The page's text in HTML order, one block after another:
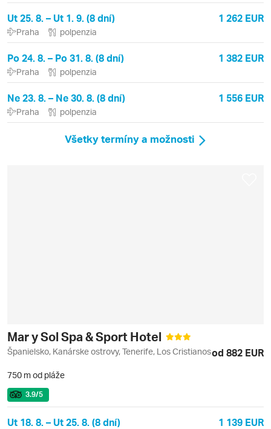
Ut 25. 8. – Ut 1. 9. (8 dní) 1 262 EUR
Praha polpenzia
Po 24. 8. – Po 31. 8. (8 dní) 1 382 EUR
Praha polpenzia
Ne 23. 8. – Ne 30. 8. (8 dní) 1 556 EUR
Praha polpenzia
Všetky termíny a možnosti
Mar y Sol Spa & Sport Hotel
Španielsko, Kanárske ostrovy, Tenerife, Los Cristianosod 882 EUR
750 m od pláže
3.9/5
Ut 18. 8. – Ut 25. 8. (8 dní) 1 139 EUR